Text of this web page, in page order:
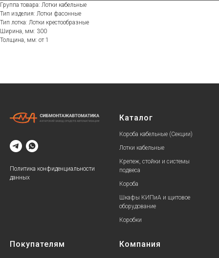
Группа товара: Лотки кабельные
Тип изделия: Лотки фасонные
Тип лотка: Лотки крестообразные
Ширина, мм: 300
Толщина, мм: от 1
Политика конфиденциальности
данных
Каталог
Короба кабельные (Секции)
Лотки кабельные
Крепеж, стойки и системы
подвеса
Короба
Шкафы КИПиА и щитовое
оборудование
Коробки
Покупателям Компания